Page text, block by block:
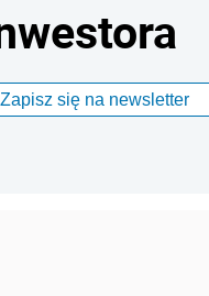
Zapisz się na newsletter